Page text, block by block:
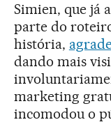
Simien, que já
parte do
história,
dando mais
marketing
incomodou o